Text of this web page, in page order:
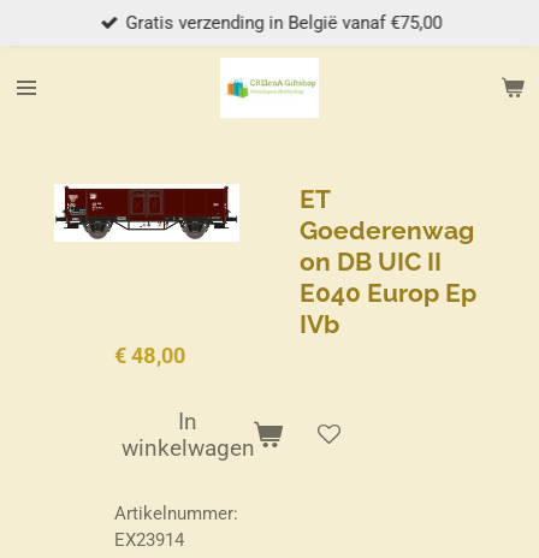
direct
naar
Gratis verzending in België vanaf €75,00
ET
Goederenwag
on DB UIC II
E040 Europ Ep
IVb
€ 48,00
In
winkelwagen
Artikelnummer:
EX23914